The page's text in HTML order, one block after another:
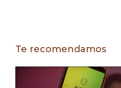
Te recomendamos